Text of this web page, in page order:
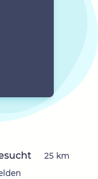
25 km